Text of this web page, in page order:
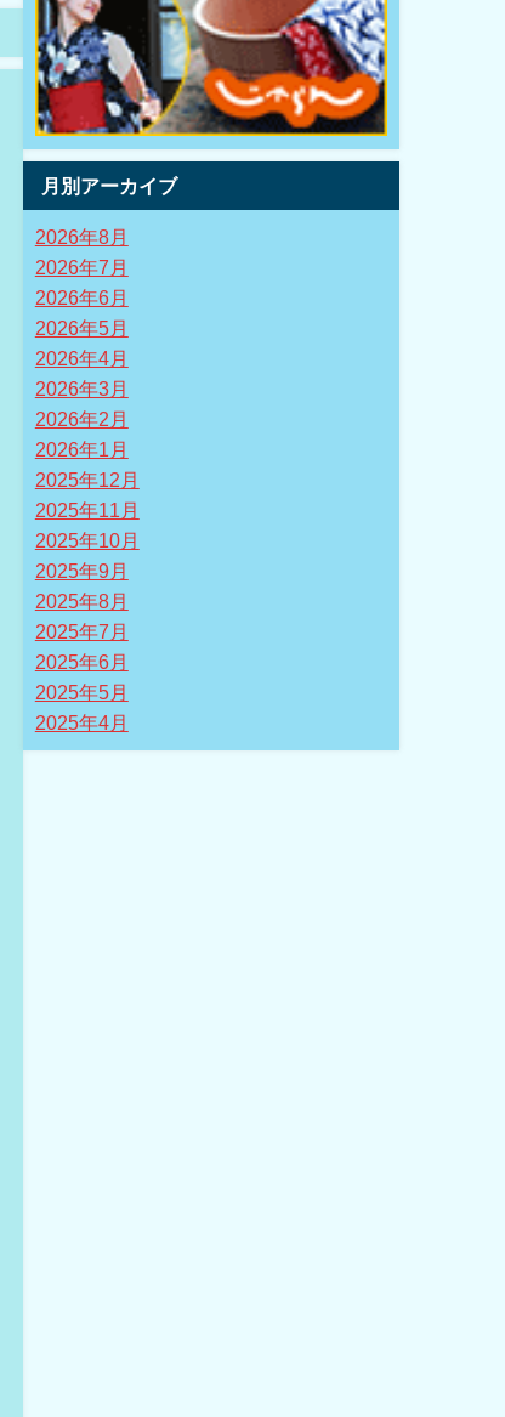
月別アーカイブ
2026年8月
2026年7月
2026年6月
2026年5月
2026年4月
2026年3月
2026年2月
2026年1月
2025年12月
2025年11月
2025年10月
2025年9月
2025年8月
2025年7月
2025年6月
2025年5月
2025年4月